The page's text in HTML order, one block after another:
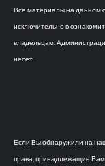
Все материалы на данном
исключительно в
владельцам.
несет.
Если Вы обнаружили на
права, принадлежащие